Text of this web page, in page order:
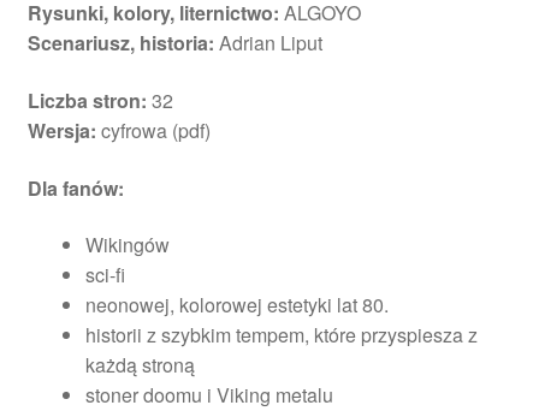
Rysunki, kolory, liternictwo: ALGOYO
Scenariusz, historia: Adrian Liput
Liczba stron: 32
Wersja: cyfrowa (pdf)
Dla fanów:
Wikingów
sci-fi
neonowej, kolorowej estetyki lat 80.
historii z szybkim tempem, które przyspiesza z
każdą stroną
stoner doomu i Viking metalu